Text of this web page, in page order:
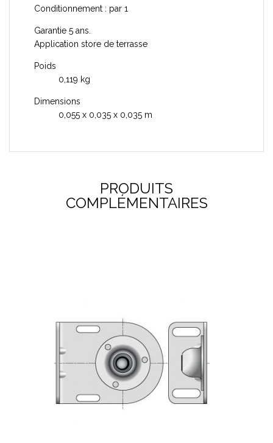
Conditionnement : par 1
Garantie 5 ans.
Application store de terrasse
Poids
0,119 kg
Dimensions
0,055 x 0,035 x 0,035 m
PRODUITS
COMPLÉMENTAIRES